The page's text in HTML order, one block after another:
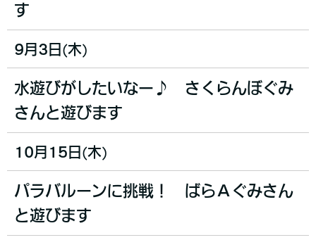
す
9月3日(木)
水遊びがしたいなー♪ さくらんぼぐみ
さんと遊びます
10月15日(木)
パラバルーンに挑戦！ ばらＡぐみさん
と遊びます